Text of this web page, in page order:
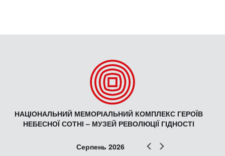
НАЦІОНАЛЬНИЙ МЕМОРІАЛЬНИЙ КОМПЛЕКС ГЕРОЇВ
НЕБЕСНОЇ СОТНІ – МУЗЕЙ РЕВОЛЮЦІЇ ГІДНОСТІ
Попер
Серпень 2026